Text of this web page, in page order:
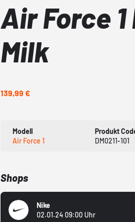
Air Force
Milk
139,99 €
Modell
Air Force 1
Produkt
DM0211-101
Shops
Nike
02.01.24 09:00 Uhr